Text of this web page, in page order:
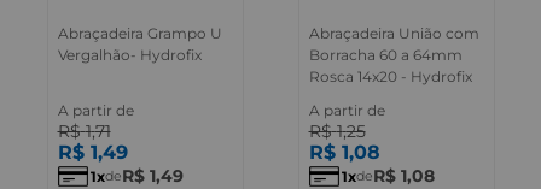
Abraçadeira Grampo U
Vergalhão- Hydrofix
A partir de
R$ 1,71
R$ 1,49
1 deR$ 1,49
Abraçadeira União com
Borracha 60 a 64mm
Rosca 14x20 - Hydrofix
A partir de
R$ 1,25
R$ 1,08
1 deR$ 1,08